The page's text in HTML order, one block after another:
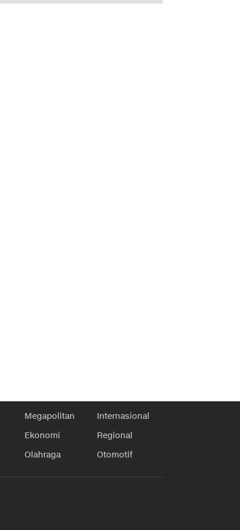
Megapolitan
Internasional
Ekonomi
Regional
Olahraga Otomotif